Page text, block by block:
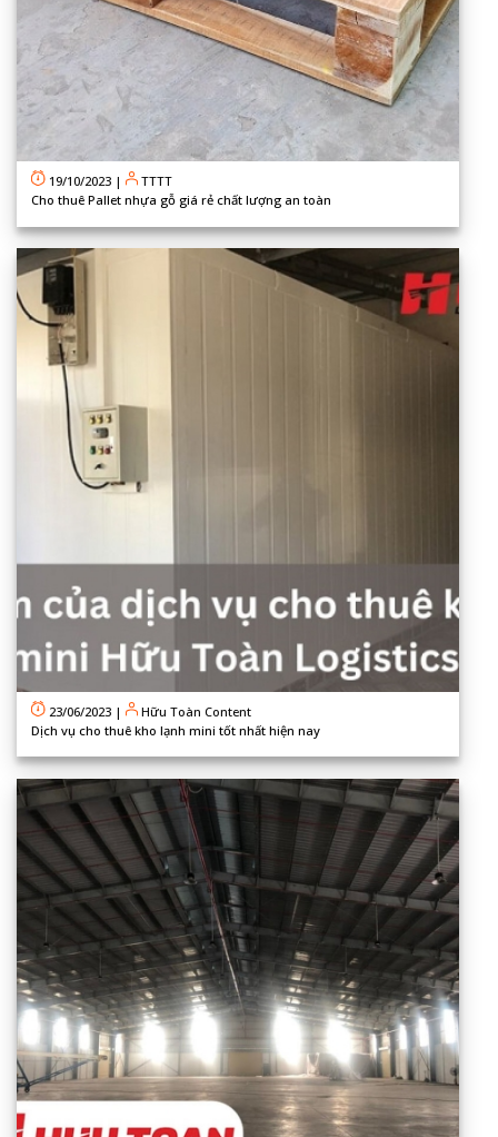
19/10/2023 |
TTTT
Cho thuê Pallet nhựa gỗ giá rẻ chất lượng an toàn
23/06/2023 |
Hữu Toàn Content
Dịch vụ cho thuê kho lạnh mini tốt nhất hiện nay